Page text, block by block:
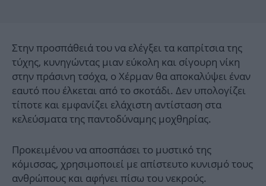
Στην προσπάθειά του να ελέγξει τα καπρίτσια της
τύχης, κυνηγώντας μιαν εύκολη και σίγουρη νίκη
στην πράσινη τσόχα, ο Χέρμαν θα αποκαλύψει έναν
εαυτό που έλκεται από το σκοτάδι. Δεν υπολογίζει
τίποτε και εμφανίζει ελάχιστη αντίσταση στα
κελεύσματα της παντοδύναμης μοχθηρίας.
Προκειμένου να αποσπάσει το μυστικό της
κόμισσας, χρησιμοποιεί με απίστευτο κυνισμό τους
ανθρώπους και αφήνει πίσω του νεκρούς.